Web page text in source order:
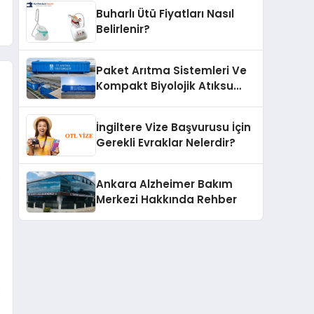
Buharlı Ütü Fiyatları Nasıl
Belirlenir?
Paket Arıtma Sistemleri Ve
Kompakt Biyolojik Atıksu
İngiltere Vize Başvurusu İçin
Gerekli Evraklar Nelerdir?
Ankara Alzheimer Bakım
Merkezi Hakkında Rehber